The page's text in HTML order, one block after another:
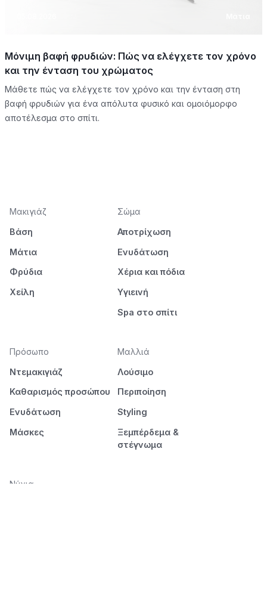
Μόνιμη βαφή φρυδιών: Πώς να ελέγχετε τον χρόνο
και την ένταση του χρώματος
Μάθετε πώς να ελέγχετε τον χρόνο και την ένταση στη
βαφή φρυδιών για ένα απόλυτα φυσικό και ομοιόμορφο
αποτέλεσμα στο σπίτι.
Μακιγιάζ
Βάση
Μάτια
Φρύδια
Χείλη
Σώμα
Αποτρίχωση
Ενυδάτωση
Χέρια και πόδια
Υγιεινή
Spa στο σπίτι
Πρόσωπο
Ντεμακιγιάζ
Καθαρισμός προσώπου
Ενυδάτωση
Μάσκες
Μαλλιά
Λούσιμο
Περιποίηση
Styling
Ξεμπέρδεμα &
στέγνωμα
Νύχια